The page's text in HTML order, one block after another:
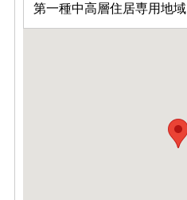
第一種中高層住居専用地域